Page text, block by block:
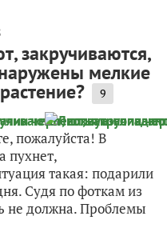
закручиваются,
мелкие
9
пожалуйста! В
пухнет,
такая: подарили
Судя по фоткам из
не должна. Проблемы